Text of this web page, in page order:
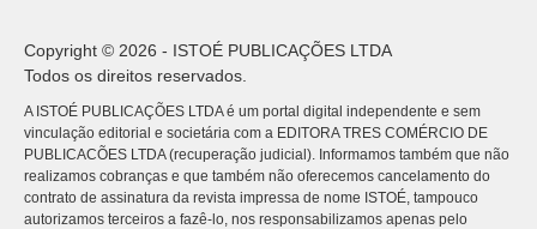
Copyright © 2026 - ISTOÉ PUBLICAÇÕES LTDA
Todos os direitos reservados.
A ISTOÉ PUBLICAÇÕES LTDA é um portal digital independente e sem
vinculação editorial e societária com a EDITORA TRES COMÉRCIO DE
PUBLICACÕES LTDA (recuperação judicial). Informamos também que não
realizamos cobranças e que também não oferecemos cancelamento do
contrato de assinatura da revista impressa de nome ISTOÉ, tampouco
autorizamos terceiros a fazê-lo, nos responsabilizamos apenas pelo